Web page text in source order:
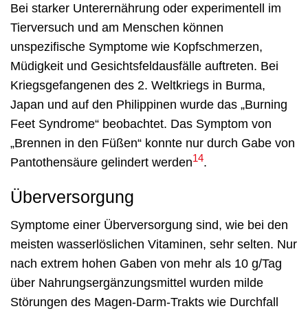
Bei starker Unterernährung oder experimentell im
Tierversuch und am Menschen können
unspezifische Symptome wie Kopfschmerzen,
Müdigkeit und Gesichtsfeldausfälle auftreten. Bei
Kriegsgefangenen des 2. Weltkriegs in Burma,
Japan und auf den Philippinen wurde das „Burning
Feet Syndrome“ beobachtet. Das Symptom von
„Brennen in den Füßen“ konnte nur durch Gabe von
Pantothensäure gelindert werden14.
Überversorgung
Symptome einer Überversorgung sind, wie bei den
meisten wasserlöslichen Vitaminen, sehr selten. Nur
nach extrem hohen Gaben von mehr als 10 g/Tag
über Nahrungsergänzungsmittel wurden milde
Störungen des Magen-Darm-Trakts wie Durchfall